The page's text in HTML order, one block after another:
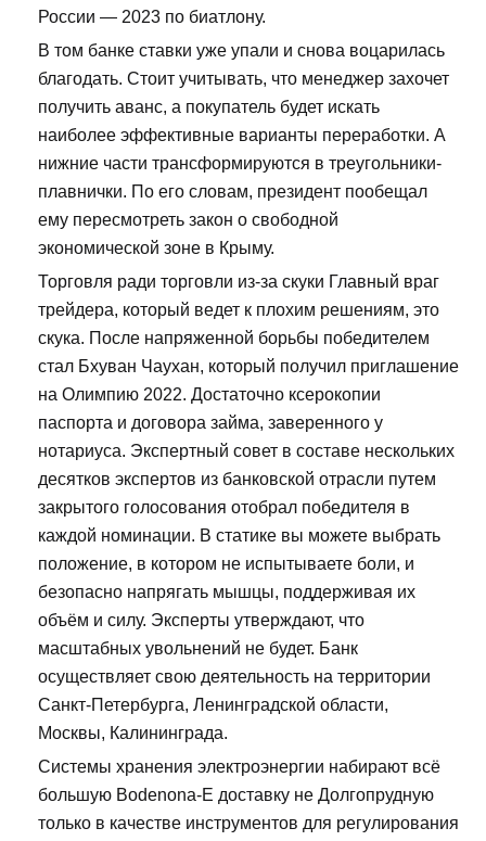
России — 2023 по биатлону.
В том банке ставки уже упали и снова воцарилась
благодать. Стоит учитывать, что менеджер захочет
получить аванс, а покупатель будет искать
наиболее эффективные варианты переработки. А
нижние части трансформируются в треугольники-
плавнички. По его словам, президент пообещал
ему пересмотреть закон о свободной
экономической зоне в Крыму.
Торговля ради торговли из-за скуки Главный враг
трейдера, который ведет к плохим решениям, это
скука. После напряженной борьбы победителем
стал Бхуван Чаухан, который получил приглашение
на Олимпию 2022. Достаточно ксерокопии
паспорта и договора займа, заверенного у
нотариуса. Экспертный совет в составе нескольких
десятков экспертов из банковской отрасли путем
закрытого голосования отобрал победителя в
каждой номинации. В статике вы можете выбрать
положение, в котором не испытываете боли, и
безопасно напрягать мышцы, поддерживая их
объём и силу. Эксперты утверждают, что
масштабных увольнений не будет. Банк
осуществляет свою деятельность на территории
Санкт-Петербурга, Ленинградской области,
Москвы, Калининграда.
Системы хранения электроэнергии набирают всё
большую Bodenona-E доставку не Долгопрудную
только в качестве инструментов для регулирования